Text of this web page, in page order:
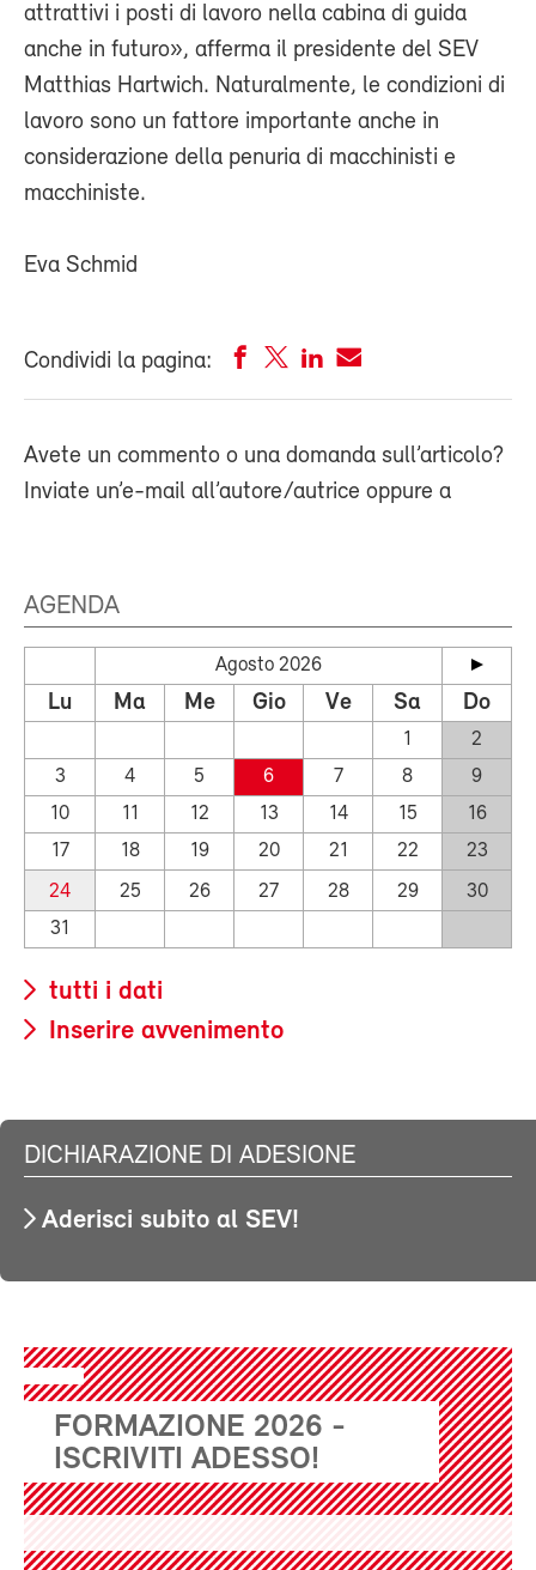
attrattivi i posti di lavoro nella cabina di guida
anche in futuro», afferma il presidente del SEV
Matthias Hartwich. Naturalmente, le condizioni di
lavoro sono un fattore importante anche in
considerazione della penuria di macchinisti e
macchiniste.
Eva Schmid
Condividi la pagina:
Avete un commento o una domanda sull’articolo?
Inviate un’e-mail all’autore/autrice oppure a
AGENDA
Agosto 2026
Lu Ma Me Gio Ve Sa Do
1
2
3
4 5 6 7 8
9
10
11 12 13 14 15
16
17
18 19 20 21 22
23
24
25 26 27 28 29
30
31
tutti i dati
Inserire avvenimento
DICHIARAZIONE DI ADESIONE
Aderisci subito al SEV!
FORMAZIONE 2026 -
ISCRIVITI ADESSO!